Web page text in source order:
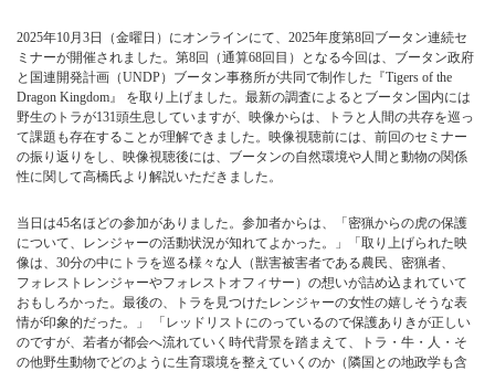
2025年10月3日（金曜日）にオンラインにて、2025年度第8回ブータン連続セ
ミナーが開催されました。第8回（通算68回目）となる今回は、ブータン政府
と国連開発計画（UNDP）ブータン事務所が共同で制作した『Tigers of the
Dragon Kingdom』 を取り上げました。最新の調査によるとブータン国内には
野生のトラが131頭生息していますが、映像からは、トラと人間の共存を巡っ
て課題も存在することが理解できました。映像視聴前には、前回のセミナー
の振り返りをし、映像視聴後には、ブータンの自然環境や人間と動物の関係
性に関して高橋氏より解説いただきました。
当日は45名ほどの参加がありました。参加者からは、「密猟からの虎の保護
について、レンジャーの活動状況が知れてよかった。」「取り上げられた映
像は、30分の中にトラを巡る様々な人（獣害被害者である農民、密猟者、
フォレストレンジャーやフォレストオフィサー）の想いが詰め込まれていて
おもしろかった。最後の、トラを見つけたレンジャーの女性の嬉しそうな表
情が印象的だった。」 「レッドリストにのっているので保護ありきが正しい
のですが、若者が都会へ流れていく時代背景を踏まえて、トラ・牛・人・そ
の他野生動物でどのように生育環境を整えていくのか（隣国との地政学も含